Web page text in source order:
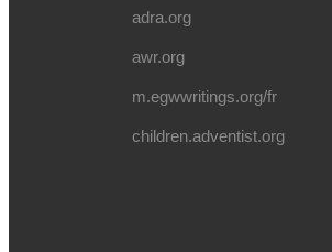
adra.org
awr.org
m.egwwritings.org/fr
children.adventist.org